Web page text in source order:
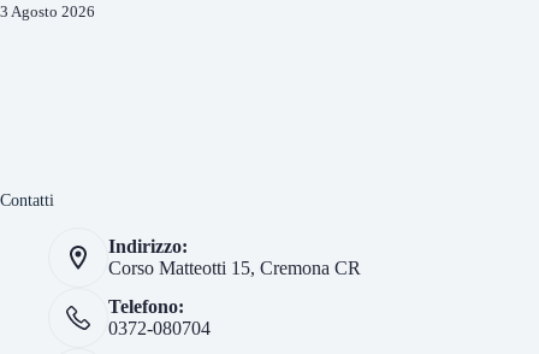
3 Agosto 2026
Contatti
Indirizzo:
Corso Matteotti 15, Cremona CR
Telefono:
0372-080704